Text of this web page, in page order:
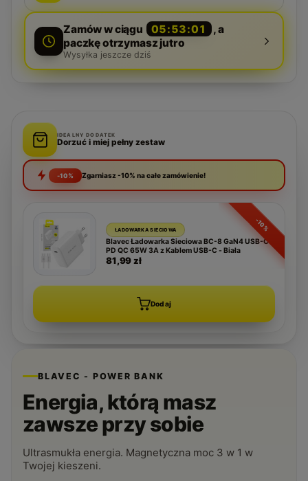
Zamów w ciągu 05:53:00
, a
paczkę otrzymasz jutro
Wysyłka jeszcze dziś
IDEALNY DODATEK
Dorzuć i miej pełny zestaw
-10% Zgarniasz -10% na całe zamówienie!
-10%
ŁADOWARKA SIECIOWA
Blavec Ładowarka Sieciowa BC-8 GaN4 USB-C
PD QC 65W 3A z Kablem USB-C - Biała
81,99 zł
Dodaj
BLAVEC - POWER BANK
Energia, którą masz
zawsze przy sobie
Ultrasmukła energia. Magnetyczna moc 3 w 1 w
Twojej kieszeni.